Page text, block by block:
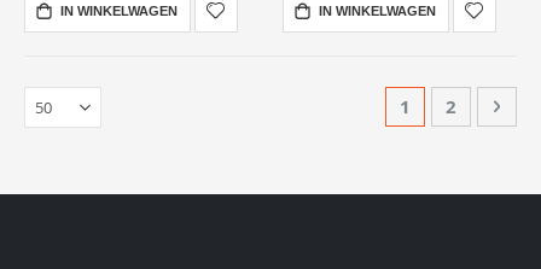
IN WINKELWAGEN IN WINKELWAGEN
Pagina
U lees
1 Pagina
2